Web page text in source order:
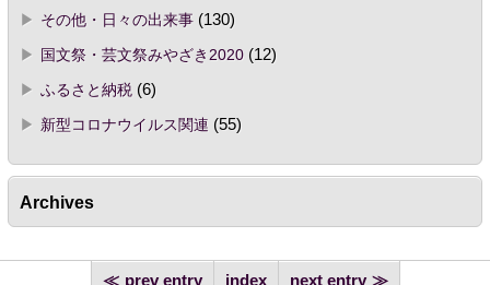
その他・日々の出来事(130)
国文祭・芸文祭みやざき2020(12)
ふるさと納税(6)
新型コロナウイルス関連 (55)
Archives
prev entry index next entry